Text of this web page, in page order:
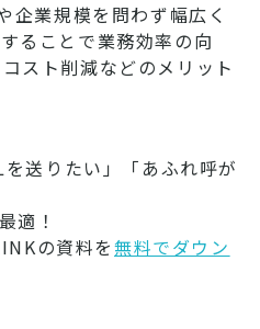
あります。 本記事では、IVR
仕組みや機能、導入メリッ
・デメリット、成功事例を紹
し、コールセンターの改善に
企業規模を問わず幅広く
ることで業務効率の向
スト削減などのメリット
を送りたい」「あふれ呼が
適！
の資料を無料でダウン